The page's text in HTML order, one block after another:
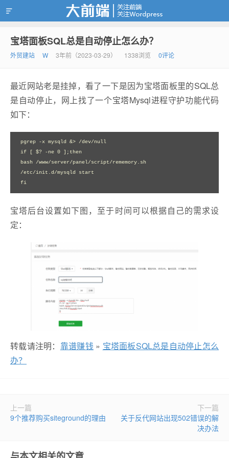
靠谱赚钱
宝塔面板SQL总是自动停止怎么办？
外贸建站 W 3年前（2023-03-29） 1338浏览 0评论
最近网站老是挂掉，看了一下是因为宝塔面板里的SQL总
是自动停止，网上找了一个宝塔Mysql进程守护功能代码
如下：
pgrep -x mysqld &> /dev/null
if [ $? -ne 0 ];then
bash /www/server/panel/script/rememory.sh
/etc/init.d/mysqld start
fi
宝塔后台设置如下图，至于时间可以根据自己的需求设
定：
转载请注明： 靠谱赚钱» 宝塔面板SQL总是自动停止怎么
办？
上一篇
9个推荐购买siteground的理由
下一篇
关于反代网站出现502错误的解
决办法